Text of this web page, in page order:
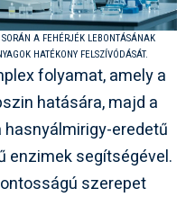
A FEHÉRJÉK LEBONTÁSÁNAK
HATÉKONY FELSZÍVÓDÁSÁT.
folyamat, amely a
hatására, majd a
eredetű
enzimek segítségével.
szerepet